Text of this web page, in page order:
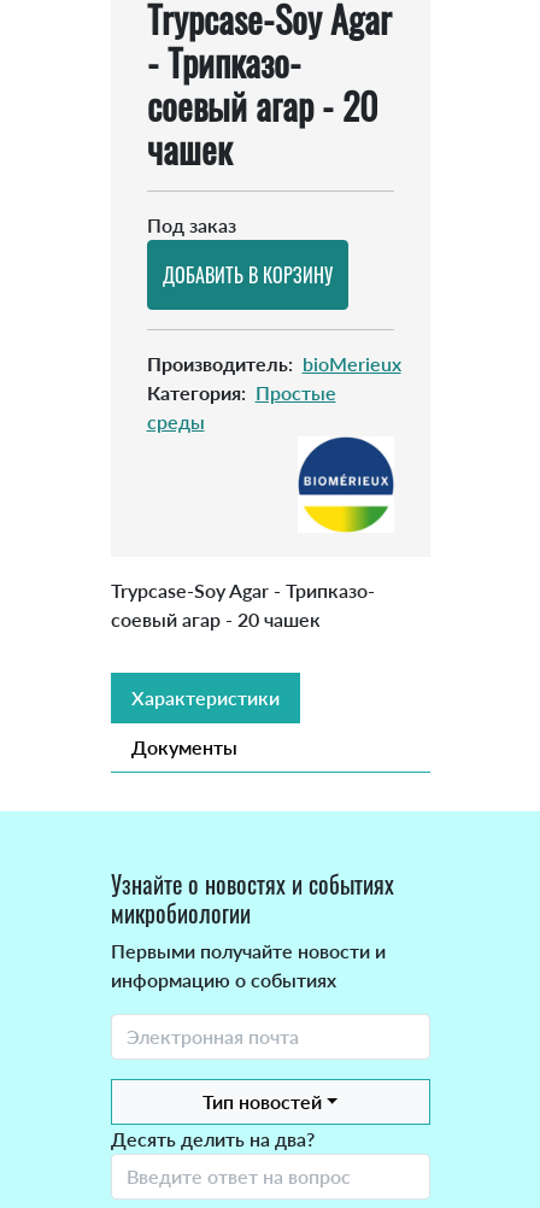
Trypcase-Soy Agar
- Трипказо-
соевый агар - 20
чашек
Под заказ
Производитель: bioMerieux
Категория: Простые
среды
Trypcase-Soy Agar - Трипказо-
соевый агар - 20 чашек
Характеристики
Документы
Узнайте о новостях и событиях
микробиологии
Первыми получайте новости и
информацию о событиях
Тип новостей
Десять делить на два?